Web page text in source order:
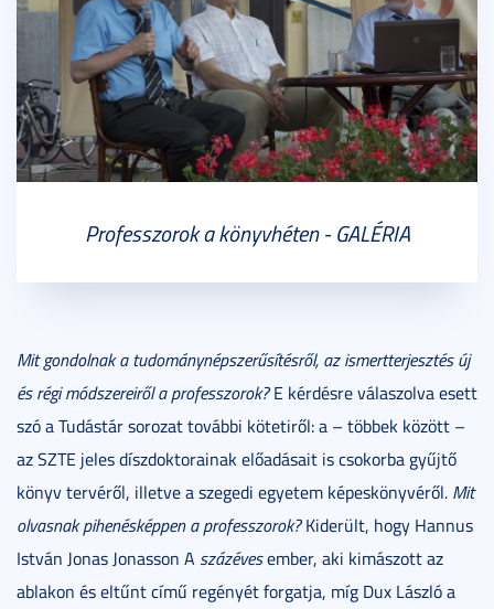
Professzorok a könyvhéten - GALÉRIA
Mit gondolnak a tudománynépszerűsítésről, az ismertterjesztés új
és régi módszereiről a professzorok?E kérdésre válaszolva esett
szó a Tudástár sorozat további kötetiről: a – többek között –
az SZTE jeles díszdoktorainak előadásait is csokorba gyűjtő
könyv tervéről, illetve a szegedi egyetem képeskönyvéről. Mit
olvasnak pihenésképpen a professzorok?Kiderült, hogy Hannus
István Jonas Jonasson A százévesember, aki kimászott az
ablakon és eltűnt című regényét forgatja, míg Dux László a